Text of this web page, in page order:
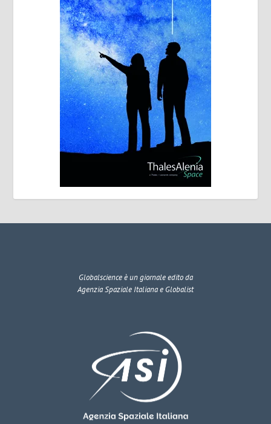
Globalscienceè un giornale edito da
Agenzia Spaziale Italiana e Globalist